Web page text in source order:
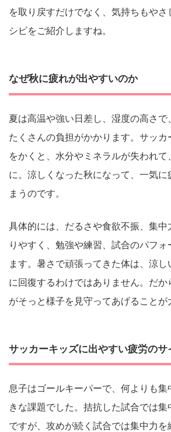
を取り戻すだけでなく、気持ちもやさ
シピをご紹介しますね。
なぜ秋に疲れが出やすいのか
夏は高温や強い日差し、湿度の高さで
たくさんの負担がかかります。サッ
をかくと、水分やミネラルが失われ
に。涼しくなった秋になって、一気に
まうのです。
具体的には、だるさや食欲不振、集中
りやすく、勉強や練習、試合のパフォ
ます。暑さで頑張ってきた体は、涼
に回復するわけではありません。だか
がそっと様子を見守ってあげることが
サッカーキッズに出やすい疲労のサ
息子はゴールキーパーで、何よりも集
きな課題でした。拮抗した試合では
ですが、攻めが続く試合では集中力を